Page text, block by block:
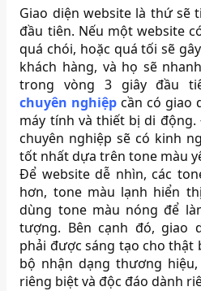
Giao diện website là thứ sẽ
đầu tiên. Nếu một website
quá chói, hoặc quá tối sẽ
khách hàng, và họ sẽ
trong vòng 3 giây đầu
chuyên nghiệp cần có giao
máy tính và thiết bị di
chuyên nghiệp sẽ có kinh
tốt nhất dựa trên tone màu
Để website dễ nhìn, các
hơn, tone màu lạnh hiển
dùng tone màu nóng để
tượng. Bên cạnh đó, giao
phải được sáng tạo cho thật
bộ nhận dạng thương
riêng biệt và độc đáo dành